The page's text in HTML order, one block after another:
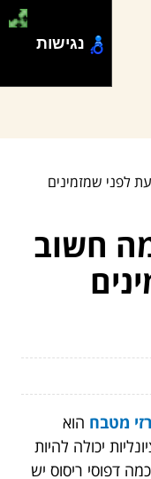
לפני שמזמינים
חשוב
מטבח הוא
יכולה להיות
דפוסי ריסוס יש
נגישות